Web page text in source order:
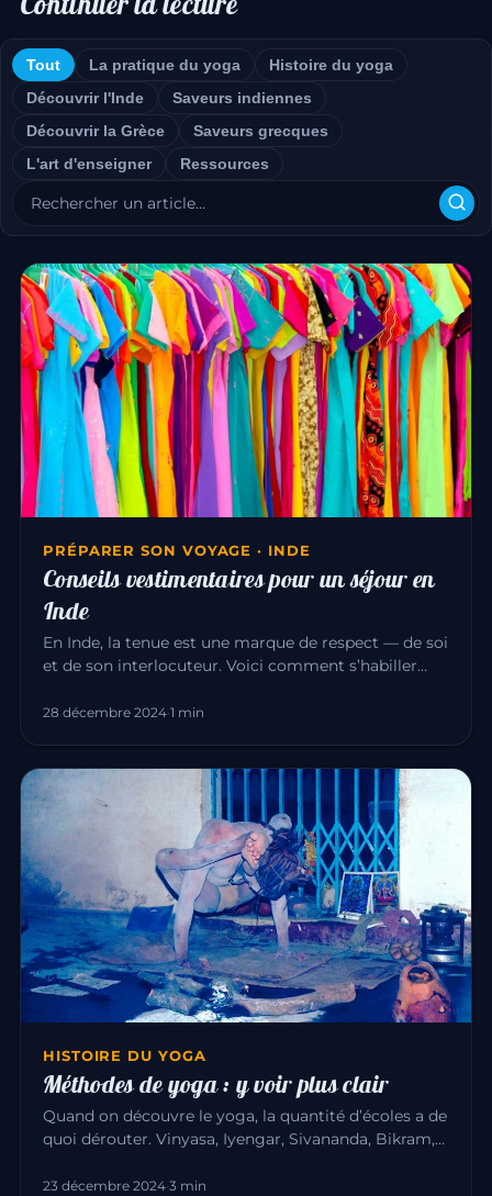
Tout La pratique du yoga
Histoire du yoga
Découvrir l'Inde
Saveurs indiennes
Découvrir la Grèce
Saveurs grecques
L'art d'enseigner
Ressources
PRÉPARER SON VOYAGE · INDE
Conseils vestimentaires pour un séjour en
Inde
En Inde, la tenue est une marque de respect — de soi
et de son interlocuteur. Voici comment s’habiller
28 décembre 2024·1 min
HISTOIRE DU YOGA
Méthodes de yoga : y voir plus clair
Quand on découvre le yoga, la quantité d’écoles a de
quoi dérouter. Vinyasa, Iyengar, Sivananda, Bikram,
23 décembre 2024·3 min